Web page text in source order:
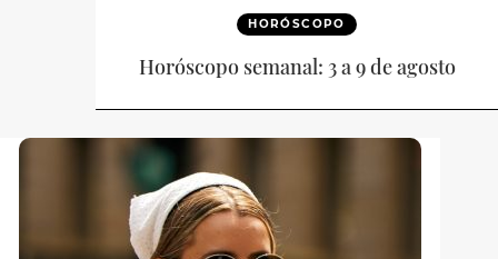
HORÓSCOPO
Horóscopo semanal: 3 a 9 de agosto